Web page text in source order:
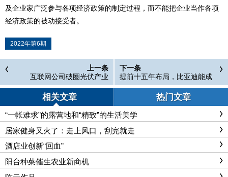
及企业家广泛参与各项经济政策的制定过程，而不能把企业当作各项
经济政策的被动接受者。
2022年第6期
上一条
互联网公司破圈光伏产业
下一条
提前十五年布局，比亚迪能成
功吗
相关文章 热门文章
“一帐难求”的露营地和“精致”的生活美学
居家健身又火了：走上风口，刮完就走
酒店业创新“回血”
阳台种菜催生农业新商机